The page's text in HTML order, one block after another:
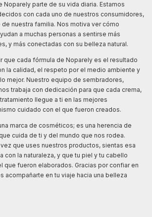
Noparely parte de su vida diaria. Estamos
con cada uno de nuestros consumidores,
nuestra familia. Nos motiva ver cómo
a muchas personas a sentirse más
y más conectadas con su belleza natural.
que cada fórmula de Noparely es el resultado
la calidad, el respeto por el medio ambiente y
mejor. Nuestro equipo de sembradores,
trabaja con dedicación para que cada crema,
llegue a ti en las mejores
cuidado con el que fueron creados.
marca de cosméticos; es una herencia de
cuida de ti y del mundo que nos rodea.
que uses nuestros productos, sientas esa
con la naturaleza, y que tu piel y tu cabello
que fueron elaborados. Gracias por confiar en
acompañarte en tu viaje hacia una belleza